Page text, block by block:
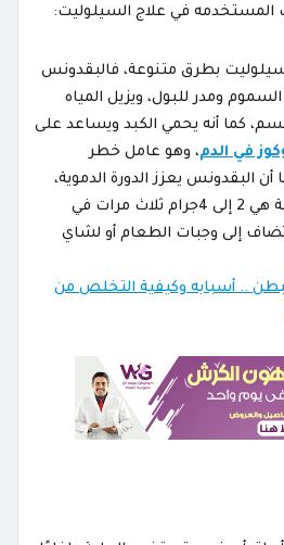
المستخدمه في علاج السيلوليت:
بطرق متنوعة، فالبقدونس
ومدر للبول، ويزيل المياه
كما أنه يحمي الكبد ويساعد على
في الدم، وهو عامل خطر
أن البقدونس يعزز الدورة الدموية،
وجرعة البقدونس اليومية هي 2 إلى 4جرام ثلاث مرات في
تضاف إلى وجبات الطعام أو لشاي
.. أسبابه وكيفية التخلص من